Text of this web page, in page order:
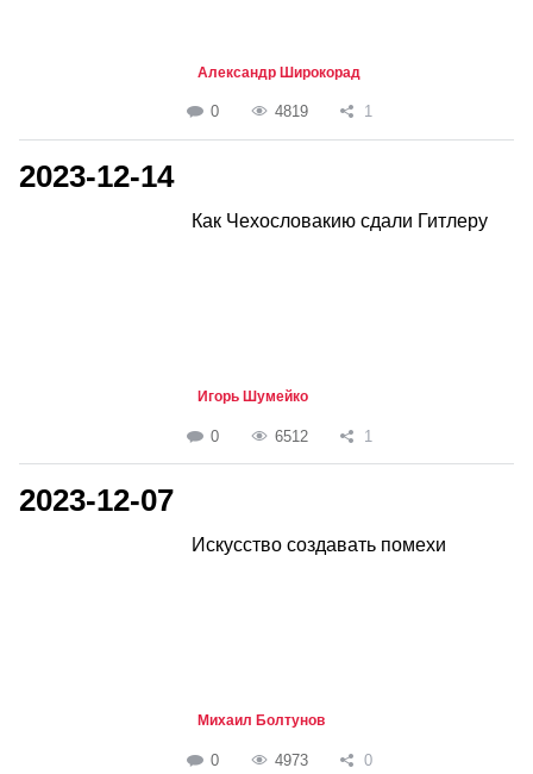
Александр Широкорад
0 4819 1
2023-12-14
Как Чехословакию сдали Гитлеру
Игорь Шумейко
0 6512 1
2023-12-07
Искусство создавать помехи
Михаил Болтунов
0 4973 0